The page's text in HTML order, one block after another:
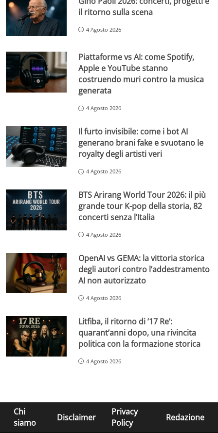
il ritorno sulla scena
4 Agosto 2026
Piattaforme vs AI: come Spotify,
Apple e YouTube stanno
costruendo muri contro la musica
generata
4 Agosto 2026
Il furto invisibile: come i bot AI
generano brani fake e svuotano le
royalty degli artisti veri
4 Agosto 2026
BTS Arirang World Tour 2026: il più
grande tour K-pop della storia, 82
concerti senza l’Italia
4 Agosto 2026
OpenAI vs GEMA: la vittoria storica
degli autori contro l’addestramento
AI non autorizzato
4 Agosto 2026
Litfiba, il ritorno di ’17 Re’:
quarant’anni dopo, una rivincita
politica con la formazione storica
4 Agosto 2026
Chi
siamo
Disclaimer
Privacy
Policy
Redazione